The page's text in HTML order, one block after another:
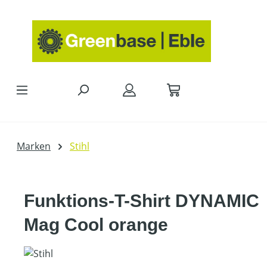
Marken Stihl
Funktions-T-Shirt DYNAMIC
Mag Cool orange